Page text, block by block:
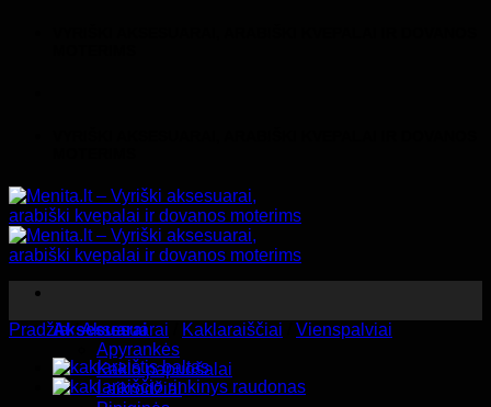
Aksesuarai
Apyrankės
Kaklo papuošalai
Laikrodžiai
Pradžia /Aksesuarai Kaklaraiščiai Vienspalviai